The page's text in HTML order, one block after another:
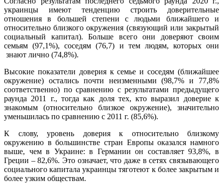
украинцы имеют тенденцию строить доверительные
отношения в большей степени с людьми ближайшего и
относительно близкого окружения (связующий или закрытый
социальный капитал). Больше всего они доверяют своим
семьям (97,1%), соседям (76,7) и тем людям, которых они
знают лично (74,8%).
Высокие показатели доверия к семье и соседям (ближайшее
окружение) остались почти неизменными (98,7% и 77,8%
соответственно) по сравнению с результатами предыдущего
раунда 2011 г., тогда как доля тех, кто выразил доверие к
знакомым (относительно близкое окружение), значительно
уменьшилась по сравнению с 2011 г. (85,6%).
К слову, уровень доверия к относительно близкому
окружению в большинстве стран Европы оказался намного
выше, чем в Украине: в Германии он составляет 93,8%, в
Греции – 82,6%. Это означает, что даже в сетях связывающего
социального капитала украинцы тяготеют к более закрытым и
более узким обществам.